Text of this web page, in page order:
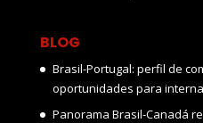
BLOG
Brasil-Portugal: perfil de
oportunidades para
Panorama Brasil-Canadá